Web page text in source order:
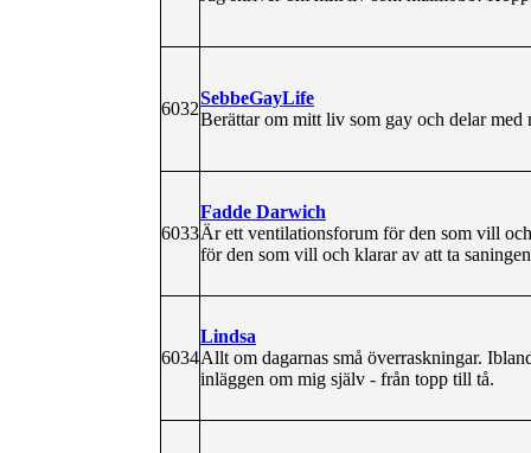
6032
SebbeGayLife
Berättar om mitt liv som gay och delar med
6033
Fadde Darwich
Är ett ventilationsforum för den som vill
för den som vill och klarar av att ta
6034
Lindsa
Allt om dagarnas små överraskningar.
inläggen om mig själv - från topp till tå.